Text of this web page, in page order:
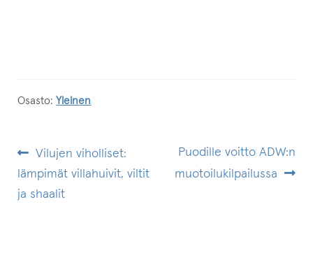
Osasto: Yleinen
ARTIKKELIEN
SELAUS
Edellinen
artikkeli
Vilujen viholliset:
lämpimät villahuivit, viltit
ja shaalit
Seuraava
artikkeli:
Puodille voitto ADW:n
muotoilukilpailussa